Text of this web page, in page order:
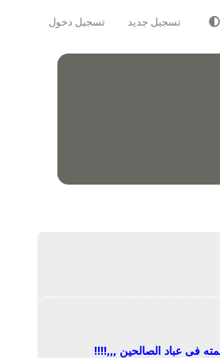
تسجيل جديد تسجيل دخول
فى عباد الصالحين ,,,!!!!